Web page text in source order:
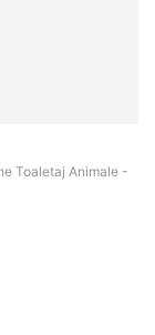
Toaletaj Animale -